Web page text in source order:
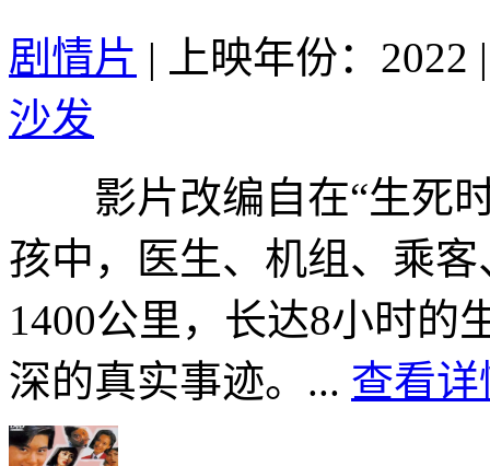
剧情片 | 上映年份：2022 |
沙发
影片改编自在“生死时
孩中，医生、机组、乘
1400公里，长达8小时的
深的真实事迹。... 查看详